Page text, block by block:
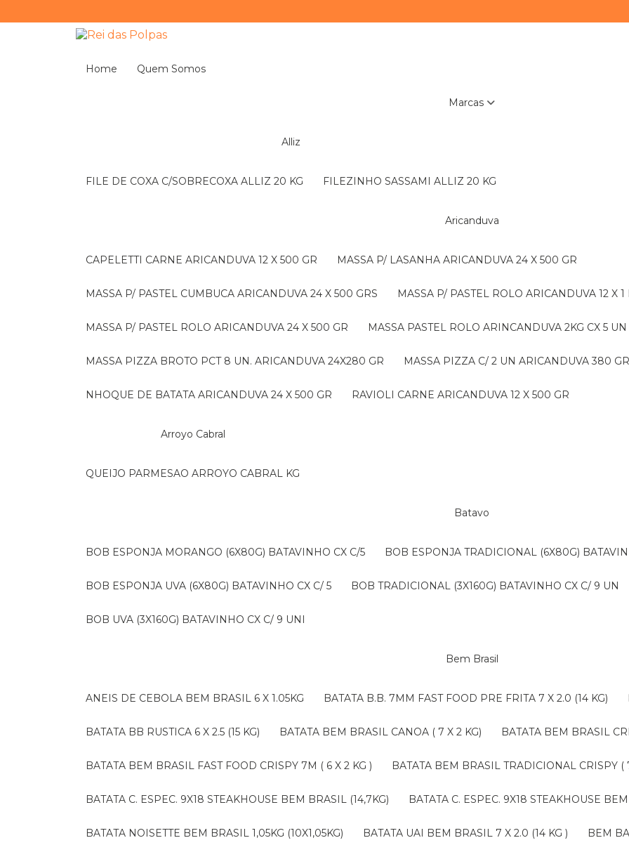
Home Quem Somos
Marcas
Alliz
FILE DE COXA C/SOBRECOXA ALLIZ 20 KG FILEZINHO SASSAMI ALLIZ 20 KG
Aricanduva
CAPELETTI CARNE ARICANDUVA 12 X 500 GR MASSA P/ LASANHA ARICANDUVA 24 X 500 GR
MASSA P/ PASTEL CUMBUCA ARICANDUVA 24 X 500 GRS MASSA P/ PASTEL ROLO ARICANDUVA 12 X 1
MASSA P/ PASTEL ROLO ARICANDUVA 24 X 500 GR MASSA PASTEL ROLO ARINCANDUVA 2KG CX 5 UN
MASSA PIZZA BROTO PCT 8 UN. ARICANDUVA 24X280 GR MASSA PIZZA C/ 2 UN ARICANDUVA 380 GR
NHOQUE DE BATATA ARICANDUVA 24 X 500 GR RAVIOLI CARNE ARICANDUVA 12 X 500 GR
Arroyo Cabral
QUEIJO PARMESAO ARROYO CABRAL KG
Batavo
BOB ESPONJA MORANGO (6X80G) BATAVINHO CX C/5 BOB ESPONJA TRADICIONAL (6X80G)
BOB ESPONJA UVA (6X80G) BATAVINHO CX C/ 5 BOB TRADICIONAL (3X160G) BATAVINHO CX C/ 9 UN
BOB UVA (3X160G) BATAVINHO CX C/ 9 UNI
Bem Brasil
ANEIS DE CEBOLA BEM BRASIL 6 X 1.05KG BATATA B.B. 7MM FAST FOOD PRE FRITA 7 X 2.0 (14 KG)
BATATA BB RUSTICA 6 X 2.5 (15 KG) BATATA BEM BRASIL CANOA ( 7 X 2 KG) BATATA BEM BRASIL
BATATA BEM BRASIL FAST FOOD CRISPY 7M ( 6 X 2 KG ) BATATA BEM BRASIL TRADICIONAL CRISPY (
BATATA C. ESPEC. 9X18 STEAKHOUSE BEM BRASIL (14,7KG) BATATA C. ESPEC. 9X18 STEAKHOUSE
BATATA NOISETTE BEM BRASIL 1,05KG (10X1,05KG) BATATA UAI BEM BRASIL 7 X 2.0 (14 KG ) BEM